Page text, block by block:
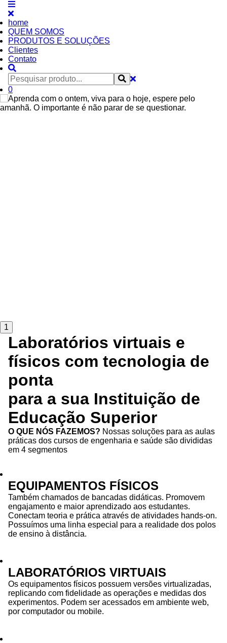
home
QUEM SOMOS
PRODUTOS E SOLUÇÕES
Clientes
Contato
0
1
Laboratórios virtuais e
físicos com tecnologia de
ponta
para a sua Instituição de
Educação Superior
O QUE NÓS FAZEMOS? Nossas soluções para as aulas
práticas dos cursos de engenharia e saúde são divididas
em 4 segmentos
EQUIPAMENTOS FÍSICOS
Também chamados de bancadas didáticas. Promovem
engajamento e maior aprendizado aos estudantes.
Conectam teoria e prática através de atividades hands-on.
Possuímos uma linha especial para a realidade dos polos
de ensino à distância.
LABORATÓRIOS VIRTUAIS
Os equipamentos físicos possuem versões virtualizadas,
replicando com fidelidade as operações e medidas dos
experimentos. Podem ser acessados em ambiente web,
por computador ou mobile.